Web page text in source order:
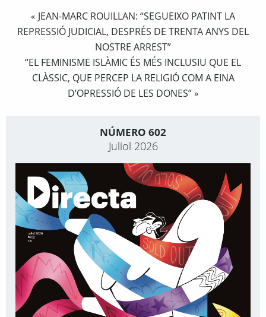
« JEAN-MARC ROUILLAN: “SEGUEIXO PATINT LA
REPRESSIÓ JUDICIAL, DESPRÉS DE TRENTA ANYS DEL
NOSTRE ARREST”
“EL FEMINISME ISLÀMIC ÉS MÉS INCLUSIU QUE EL
CLÀSSIC, QUE PERCEP LA RELIGIÓ COM A EINA
D’OPRESSIÓ DE LES DONES”»
NÚMERO 602
Juliol 2026